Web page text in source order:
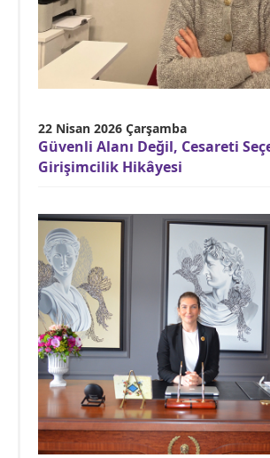
22 Nisan 2026 Çarşamba
Güvenli Alanı Değil, Cesareti
Girişimcilik Hikâyesi